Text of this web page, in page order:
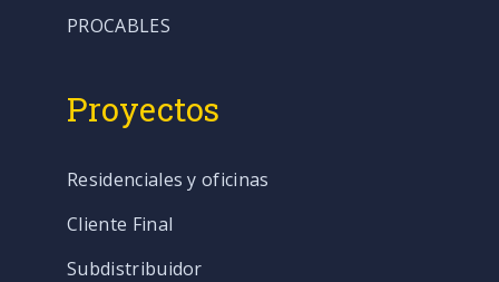
PROCABLES
Proyectos
Residenciales y oficinas
Cliente Final
Subdistribuidor